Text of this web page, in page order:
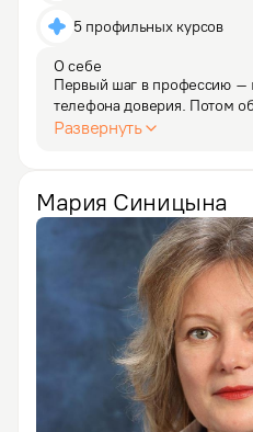
5 профильных курсов
О себе
Первый шаг в профессию
телефона доверия. Потом
и психология уже не уходит
Развернуть
Мария Синицына